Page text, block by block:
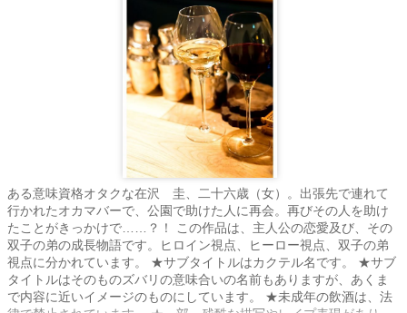
ある意味資格オタクな在沢 圭、二十六歳（女）。出張先で連れて
行かれたオカマバーで、公園で助けた人に再会。再びその人を助け
たことがきっかけで……？！ この作品は、主人公の恋愛及び、その
双子の弟の成長物語です。ヒロイン視点、ヒーロー視点、双子の弟
視点に分かれています。 ★サブタイトルはカクテル名です。 ★サブ
タイトルはそのものズバリの意味合いの名前もありますが、あくま
で内容に近いイメージのものにしています。 ★未成年の飲酒は、法